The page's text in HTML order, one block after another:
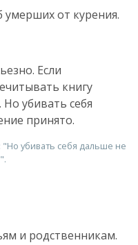
от курения.
Если
книгу
убивать себя
принято.
убивать себя дальше не
и родственникам.